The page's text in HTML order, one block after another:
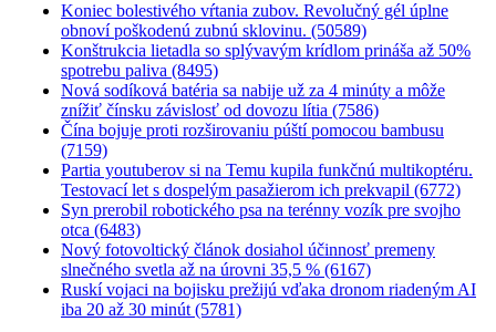
Koniec bolestivého vŕtania zubov. Revolučný gél úplne
obnoví poškodenú zubnú sklovinu. (50589)
Konštrukcia lietadla so splývavým krídlom prináša až 50%
spotrebu paliva (8495)
Nová sodíková batéria sa nabije už za 4 minúty a môže
znížiť čínsku závislosť od dovozu lítia (7586)
Čína bojuje proti rozširovaniu púští pomocou bambusu
(7159)
Partia youtuberov si na Temu kupila funkčnú multikoptéru.
Testovací let s dospelým pasažierom ich prekvapil (6772)
Syn prerobil robotického psa na terénny vozík pre svojho
otca (6483)
Nový fotovoltický článok dosiahol účinnosť premeny
slnečného svetla až na úrovni 35,5 % (6167)
Ruskí vojaci na bojisku prežijú vďaka dronom riadeným AI
iba 20 až 30 minút (5781)